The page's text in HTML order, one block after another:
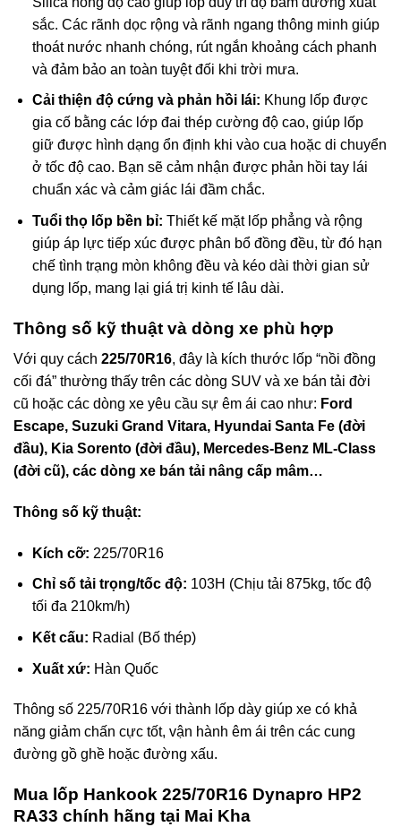
sắc. Các rãnh dọc rộng và rãnh ngang thông minh giúp
thoát nước nhanh chóng, rút ngắn khoảng cách phanh
và đảm bảo an toàn tuyệt đối khi trời mưa.
Cải thiện độ cứng và phản hồi lái: Khung lốp được
gia cố bằng các lớp đai thép cường độ cao, giúp lốp
giữ được hình dạng ổn định khi vào cua hoặc di chuyển
ở tốc độ cao. Bạn sẽ cảm nhận được phản hồi tay lái
chuẩn xác và cảm giác lái đầm chắc.
Tuổi thọ lốp bền bỉ: Thiết kế mặt lốp phẳng và rộng
giúp áp lực tiếp xúc được phân bổ đồng đều, từ đó hạn
chế tình trạng mòn không đều và kéo dài thời gian sử
dụng lốp, mang lại giá trị kinh tế lâu dài.
Thông số kỹ thuật và dòng xe phù hợp
Với quy cách 225/70R16, đây là kích thước lốp “nồi đồng
cối đá” thường thấy trên các dòng SUV và xe bán tải đời
cũ hoặc các dòng xe yêu cầu sự êm ái cao như: Ford
Escape, Suzuki Grand Vitara, Hyundai Santa Fe (đời
đầu), Kia Sorento (đời đầu), Mercedes-Benz ML-Class
(đời cũ), các dòng xe bán tải nâng cấp mâm…
Thông số kỹ thuật:
Kích cỡ: 225/70R16
Chỉ số tải trọng/tốc độ: 103H (Chịu tải 875kg, tốc độ
tối đa 210km/h)
Kết cấu: Radial (Bố thép)
Xuất xứ: Hàn Quốc
Thông số 225/70R16 với thành lốp dày giúp xe có khả
năng giảm chấn cực tốt, vận hành êm ái trên các cung
đường gồ ghề hoặc đường xấu.
Mua lốp Hankook 225/70R16 Dynapro HP2
RA33 chính hãng tại Mai Kha